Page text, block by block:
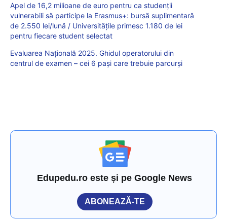
Apel de 16,2 milioane de euro pentru ca studenții
vulnerabili să participe la Erasmus+: bursă suplimentară
de 2.550 lei/lună / Universitățile primesc 1.180 de lei
pentru fiecare student selectat
Evaluarea Națională 2025. Ghidul operatorului din
centrul de examen – cei 6 pași care trebuie parcurși
Edupedu.ro este și pe Google News
ABONEAZĂ-TE